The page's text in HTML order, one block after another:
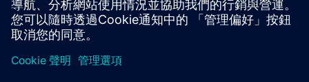
à la formation >